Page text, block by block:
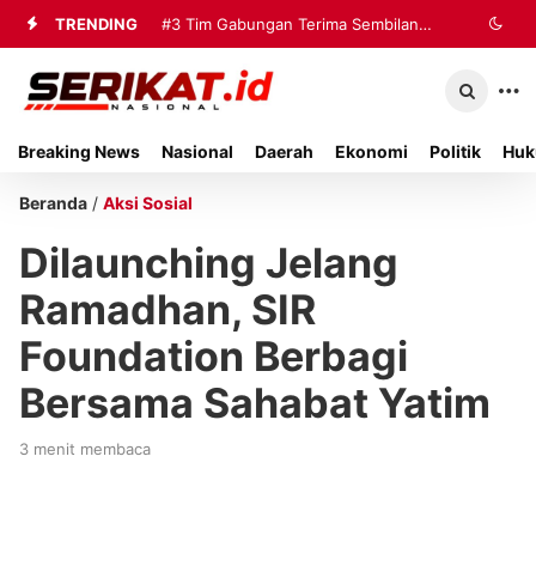
TRENDING #3 Tim Gabungan Terima Sembilan
Korban Evakuasi KM Mutiara Sentosa
Breaking News Nasional Daerah Ekonomi Politik
Beranda / Aksi Sosial
Dilaunching Jelang
Ramadhan, SIR
Foundation Berbagi
Bersama Sahabat Yatim
3 menit membaca